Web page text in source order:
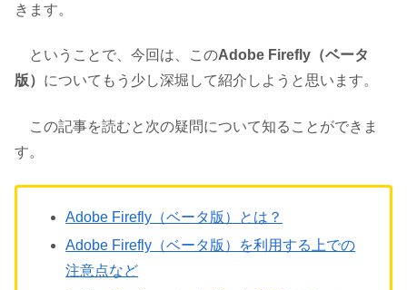
きます。
ということで、今回は、このAdobe Firefly（ベータ
版） についてもう少し深堀して紹介しようと思います。
この記事を読むと次の疑問について知ることができま
す。
Adobe Firefly（ベータ版）とは？
Adobe Firefly（ベータ版）を利用する上での
注意点など